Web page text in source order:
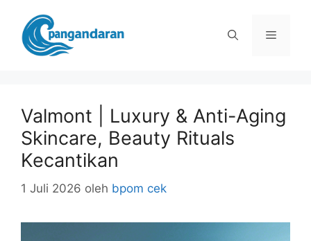
Menu
Valmont | Luxury & Anti-Aging
Skincare, Beauty Rituals
Kecantikan
1 Juli 2026 oleh bpom cek